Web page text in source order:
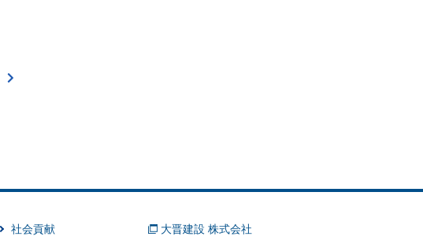
社会貢献
大晋建設 株式会社